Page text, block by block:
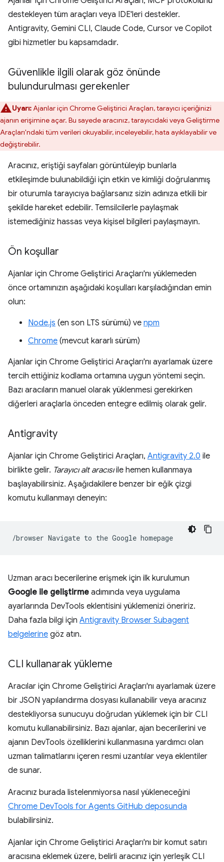
destekleyen tüm araçları veya IDE'leri destekler.
Antigravity, Gemini CLI, Claude Code, Cursor ve Copilot
gibi hizmetler bu kapsamdadır.
Güvenlikle ilgili olarak göz önünde
bulundurulması gerekenler
Uyarı:Ajanlar için Chrome Geliştirici Araçları, tarayıcı içeriğinizi
ajanın erişimine açar. Bu sayede aracınız, tarayıcıdaki veya Geliştirme
Araçları'ndaki tüm verileri okuyabilir, inceleyebilir, hata ayıklayabilir ve
değiştirebilir.
Aracınız, eriştiği sayfaları görüntüleyip bunlarla
etkileşimde bulunabildiği için etkin ve kimliği doğrulanmış
bir oturumla tarayıcıya bağlarsanız sizin adınıza etkili bir
şekilde hareket edebilir. Temsilcilerle paylaşmak
istemediğiniz hassas veya kişisel bilgileri paylaşmayın.
Ön koşullar
Ajanlar için Chrome Geliştirici Araçları'nı yüklemeden
önce ortamınızın aşağıdaki koşulları karşıladığından emin
olun:
Node.js (en son LTS sürümü) ve npm
Chrome (mevcut kararlı sürüm)
Ajanlar için Chrome Geliştirici Araçları'nı ayarlamak üzere
tercih ettiğiniz kodlama ortamına uygun yöntemi seçin.
Bazı aracıların manuel olarak yüklenmesi gerekirken
diğerleri araçlarla önceden entegre edilmiş olarak gelir.
Antigravity
Ajanlar için Chrome Geliştirici Araçları, Antigravity 2.0 ile
birlikte gelir. Tarayıcı alt aracısıile hemen kullanmaya
başlayabilirsiniz. Aşağıdakilere benzer bir eğik çizgi
komutu kullanmayı deneyin:
/browser Navigate to the Google
Uzman aracı becerilerine erişmek için ilk kurulumun
Google ile geliştirme adımında veya uygulama
ayarlarında DevTools eklentisini yüklemenizi öneririz.
Daha fazla bilgi için Antigravity Browser Subagent
belgelerine göz atın.
CLI kullanarak yükleme
Aracılar için Chrome Geliştirici Araçları'nı ayarlamak üzere
bir JSON yapılandırma dosyası kullanabilir veya aracınız
destekliyorsa sunucuyu doğrudan yüklemek için bir CLI
komutu kullanabilirsiniz. Bazı ajanlar, ajan becerilerini ve
ajanın DevTools özelliklerini kullanmasına yardımcı olan
uzman talimatlarını içeren resmi uzantılar veya eklentiler
de sunar.
Aracınız burada listelenmiyorsa nasıl yükleneceğini
Chrome DevTools for Agents GitHub deposunda
bulabilirsiniz.
Ajanlar için Chrome Geliştirici Araçları'nı bir komut satırı
aracısına eklemek üzere, belirli aracınız için yerleşik CLI